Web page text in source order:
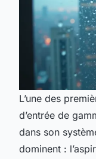
L’une des
d’entrée de
dans son
dominent :